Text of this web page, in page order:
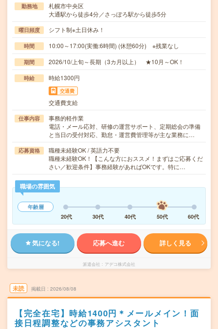
勤務地
札幌市中央区
大通駅から徒歩4分／さっぽろ駅から徒歩5分
曜日頻度 シフト制※土日休み！
時間 10:00～17:00(実働:6時間) (休憩60分) ※残業なし
期間 2026/10/上旬～長期（3カ月以上） ★10月～OK！
時給 時給1300円
交通費
交通費支給
仕事内容
事務的軽作業
電話・メール応対、研修の運営サポート、定期総会の準備
と当日の受付対応、勤怠・運営費管理等が主な業務に…
応募資格
職種未経験OK / 英語力不要
職種未経験OK！【こんな方におススメ！まずはご応募くだ
さい／歓迎条件】事務経験があればOKです。特に…
職場の雰囲気
年齢層
20代
30代 40代 50代 60代
気になる! 応募へ進む 詳しく見る
派遣会社 アデコ株式会社
未読 掲載日 2026/08/08
【完全在宅】時給1400円＊メールメイン！面
接日程調整などの事務アシスタント